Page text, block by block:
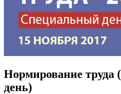
Нормирование
день)